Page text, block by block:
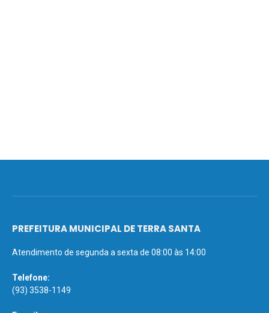
PREFEITURA MUNICIPAL DE TERRA SANTA
Atendimento de segunda a sexta de 08:00 às 14:00
Telefone:
(93) 3538-1149